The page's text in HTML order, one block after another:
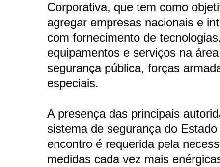
Corporativa, que tem como
agregar empresas nacionais e
com fornecimento de
equipamentos e serviços na
segurança pública, forças
especiais.
A presença das principais
sistema de segurança do
encontro é requerida pela
medidas cada vez mais